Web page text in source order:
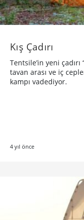
Kış Çadırı
Tentsile’in yeni çadırı
tavan arası ve iç
kampı vadediyor.
4 yıl önce